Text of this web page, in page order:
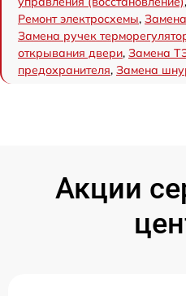
Ремонт электросхемы,
Замена ручек
открывания двери, Замена
предохранителя, Замена
Акции